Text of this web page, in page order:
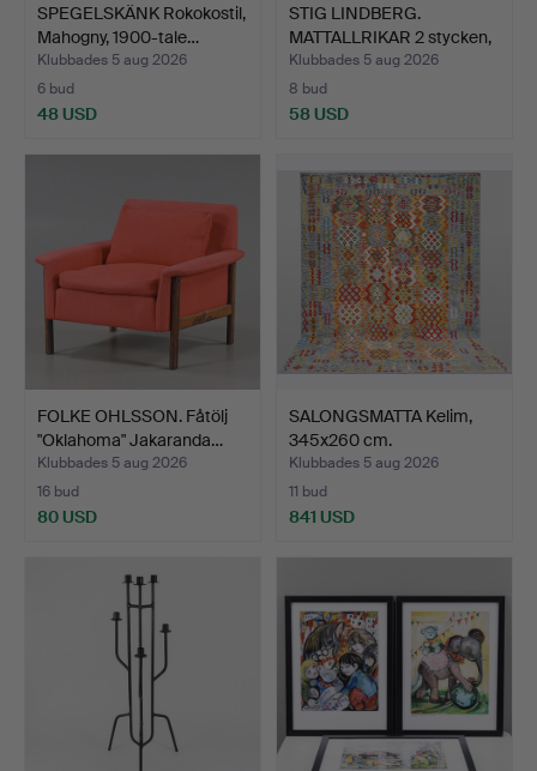
SPEGELSKÄNK Rokokostil,
Mahogny, 1900-tale…
Klubbades 5 aug 2026
6 bud
48 USD
STIG LINDBERG.
MATTALLRIKAR 2 stycken,
Gus…
Klubbades 5 aug 2026
8 bud
58 USD
FOLKE OHLSSON. Fåtölj
"Oklahoma" Jakaranda…
Klubbades 5 aug 2026
16 bud
80 USD
SALONGSMATTA Kelim,
345x260 cm.
Klubbades 5 aug 2026
11 bud
841 USD